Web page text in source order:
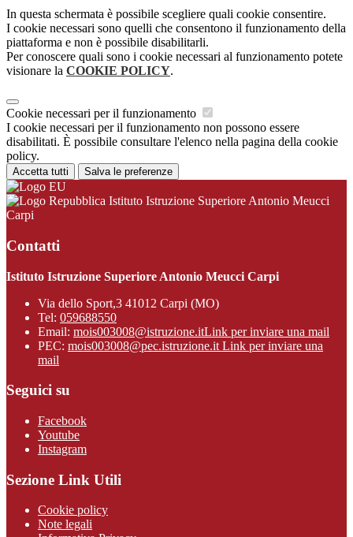
In questa schermata è possibile scegliere quali cookie consentire.
I cookie necessari sono quelli che consentono il funzionamento della
piattaforma e non è possibile disabilitarli.
Per conoscere quali sono i cookie necessari al funzionamento potete
visionare la COOKIE POLICY.
Cookie necessari per il funzionamento
I cookie necessari per il funzionamento non possono essere
disabilitati. È possibile consultare l'elenco nella pagina della cookie
policy.
Accetta tutti Salva le preferenze
Istituto Istruzione Superiore Antonio Meucci
Carpi
Contatti
Istituto Istruzione Superiore Antonio Meucci Carpi
Via dello Sport,3 41012 Carpi (MO)
Tel: 059688550
Email: mois003008@istruzione.itLink per inviare una mail
PEC: mois003008@pec.istruzione.it Link per inviare una
mail
Seguici su
Facebook
Youtube
Instagram
Sezione Link Utili
Cookie policy
Note legali